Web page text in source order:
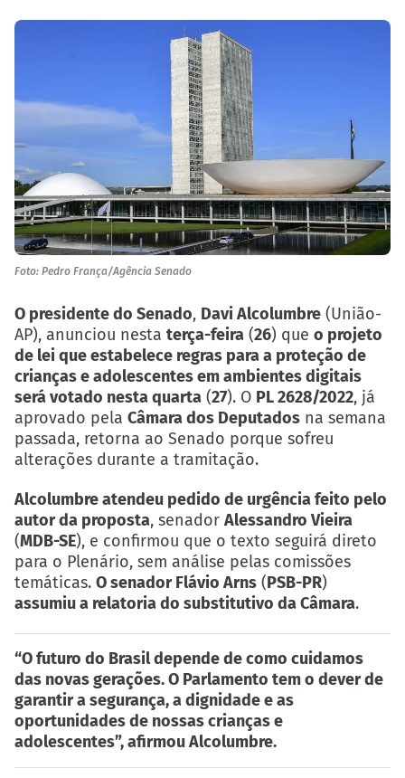
Foto: Pedro França/Agência Senado
O presidente do Senado, Davi Alcolumbre (União-
AP), anunciou nesta terça-feira (26) que o projeto
de lei que estabelece regras para a proteção de
crianças e adolescentes em ambientes digitais
será votado nesta quarta (27). O PL 2628/2022, já
aprovado pela Câmara dos Deputados na semana
passada, retorna ao Senado porque sofreu
alterações durante a tramitação.
Alcolumbre atendeu pedido de urgência feito pelo
autor da proposta, senador Alessandro Vieira
(MDB-SE), e confirmou que o texto seguirá direto
para o Plenário, sem análise pelas comissões
temáticas. O senador Flávio Arns (PSB-PR)
assumiu a relatoria do substitutivo da Câmara.
“O futuro do Brasil depende de como cuidamos
das novas gerações. O Parlamento tem o dever de
garantir a segurança, a dignidade e as
oportunidades de nossas crianças e
adolescentes”, afirmou Alcolumbre.